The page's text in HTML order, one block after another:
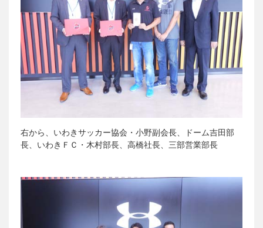
右から、いわきサッカー協会・小野副会長、ドーム吉田部
長、いわきＦＣ・木村部長、高橋社長、三部営業部長